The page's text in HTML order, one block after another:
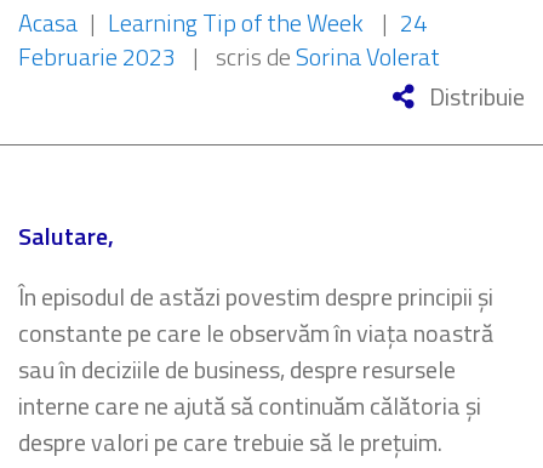
Acasa | Learning Tip of the Week | 24
Februarie 2023 | scris deSorina Volerat
Distribuie
Salutare,
În episodul de astăzi povestim despre principii și
constante pe care le observăm în viața noastră
sau în deciziile de business, despre resursele
interne care ne ajută să continuăm călătoria și
despre valori pe care trebuie să le prețuim.